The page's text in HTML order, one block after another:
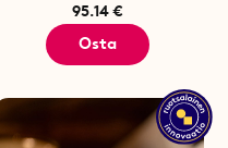
95.14 €
Osta